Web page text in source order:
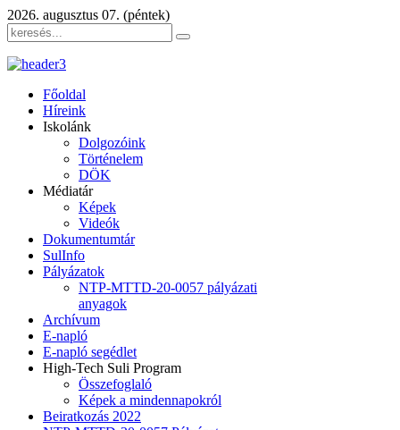
2026. augusztus 07. (péntek)
Főoldal
Híreink
Iskolánk
Dolgozóink
Történelem
DÖK
Médiatár
Képek
Videók
Dokumentumtár
SulInfo
Pályázatok
NTP-MTTD-20-0057 pályázati
anyagok
Archívum
E-napló
E-napló segédlet
High-Tech Suli Program
Összefoglaló
Képek a mindennapokról
Beiratkozás 2022